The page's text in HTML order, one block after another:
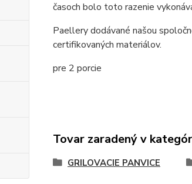
časoch bolo toto razenie
Paellery dodávané našou
certifikovaných materiálov.
pre 2 porcie
Tovar zaradený v
GRILOVACIE PANVICE